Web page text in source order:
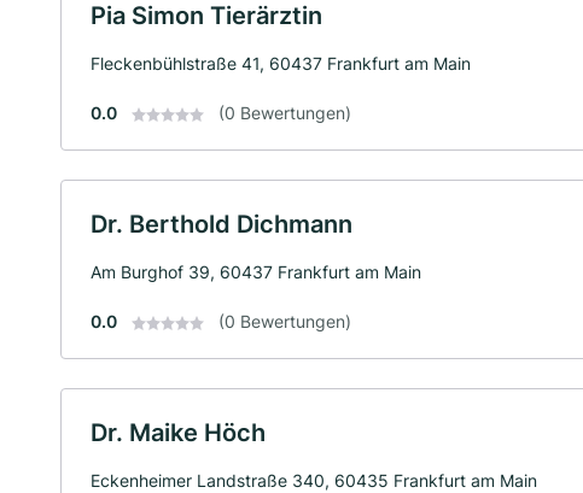
Pia Simon Tierärztin
Fleckenbühlstraße 41, 60437 Frankfurt am Main
0.0 (0 Bewertungen)
Dr. Berthold Dichmann
Am Burghof 39, 60437 Frankfurt am Main
0.0 (0 Bewertungen)
Dr. Maike Höch
Eckenheimer Landstraße 340, 60435 Frankfurt am Main